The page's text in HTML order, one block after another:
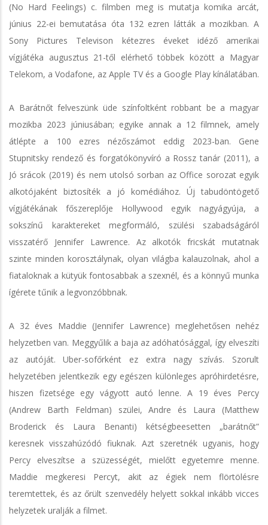
(No Hard Feelings) c. filmben meg is mutatja komika arcát,
június 22-ei bemutatása óta 132 ezren látták a mozikban. A
Sony Pictures Televison kétezres éveket idéző amerikai
vígjátéka augusztus 21-től elérhető többek között a Magyar
Telekom, a Vodafone, az Apple TV és a Google Play kínálatában.
A Barátnőt felveszünk üde színfoltként robbant be a magyar
mozikba 2023 júniusában; egyike annak a 12 filmnek, amely
átlépte a 100 ezres nézőszámot eddig 2023-ban. Gene
Stupnitsky rendező és forgatókönyvíró a Rossz tanár (2011), a
Jó srácok (2019) és nem utolsó sorban az Office sorozat egyik
alkotójaként biztosíték a jó komédiához. Új tabudöntögető
vígjátékának főszereplője Hollywood egyik nagyágyúja, a
sokszínű karaktereket megformáló, szülési szabadságáról
visszatérő Jennifer Lawrence. Az alkotók fricskát mutatnak
szinte minden korosztálynak, olyan világba kalauzolnak, ahol a
fiataloknak a kütyük fontosabbak a szexnél, és a könnyű munka
ígérete tűnik a legvonzóbbnak.
A 32 éves Maddie (Jennifer Lawrence) meglehetősen nehéz
helyzetben van. Meggyűlik a baja az adóhatósággal, így elveszíti
az autóját. Uber-sofőrként ez extra nagy szívás. Szorult
helyzetében jelentkezik egy egészen különleges apróhirdetésre,
hiszen fizetsége egy vágyott autó lenne. A 19 éves Percy
(Andrew Barth Feldman) szülei, Andre és Laura (Matthew
Broderick és Laura Benanti) kétségbeesetten „barátnőt”
keresnek visszahúzódó fiuknak. Azt szeretnék ugyanis, hogy
Percy elveszítse a szüzességét, mielőtt egyetemre menne.
Maddie megkeresi Percyt, akit az égiek nem flörtölésre
teremtettek, és az őrült szenvedély helyett sokkal inkább vicces
helyzetek uralják a filmet.